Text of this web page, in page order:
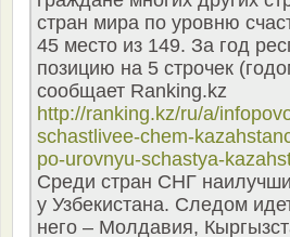
стран мира по уровню
45 место из 149. За год
позицию на 5 строчек
сообщает Ranking.kz
http://ranking.kz/ru/a/
schastlivee-chem-
po-urovnyu-schastya-
Среди стран СНГ
у Узбекистана. Следом
него – Молдавия,